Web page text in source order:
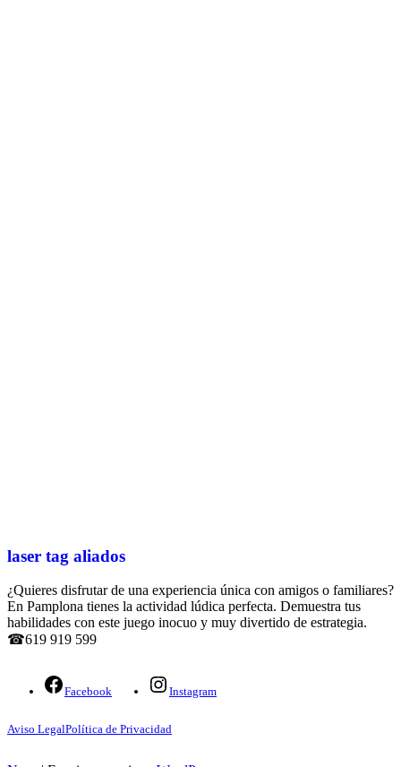
laser tag aliados
¿Quieres disfrutar de una experiencia única con amigos o familiares?
En Pamplona tienes la actividad lúdica perfecta. Demuestra tus
habilidades con este juego inocuo y muy divertido de estrategia.
☎619 919 599
Facebook Instagram
Aviso LegalPolítica de Privacidad